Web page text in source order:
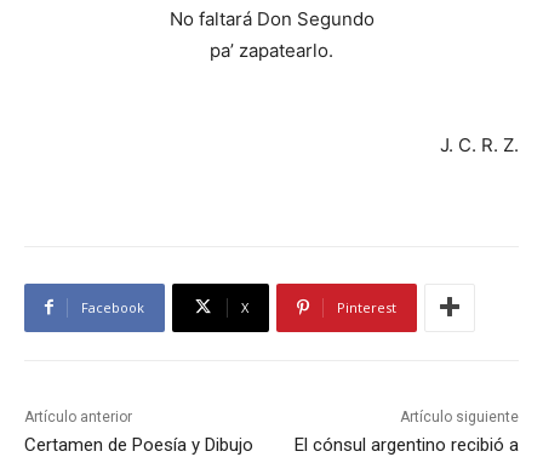
No faltará Don Segundo
pa’ zapatearlo.
J. C. R. Z.
Facebook X Pinterest
Artículo anterior
Certamen de Poesía y Dibujo
Artículo siguiente
El cónsul argentino recibió a